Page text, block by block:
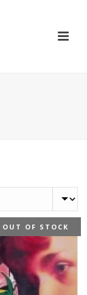
OUT OF STOCK